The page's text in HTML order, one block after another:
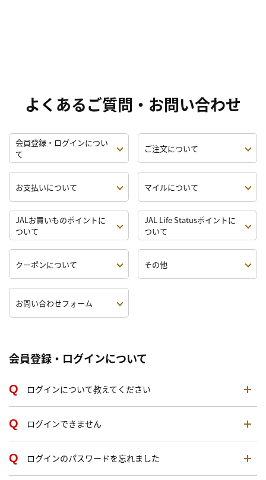
よくあるご質問・お問い合わせ
会員登録・ログインについ
て
ご注文について
お支払いについて マイルについて
JALお買いものポイントに
ついて
JAL Life Statusポイントに
ついて
クーポンについて その他
お問い合わせフォーム
会員登録・ログインについて
ログインについて教えてください
ログインできません
ログインのパスワードを忘れました